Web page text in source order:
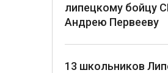
липецкому бойцу
Андрею Первееву
13 школьников